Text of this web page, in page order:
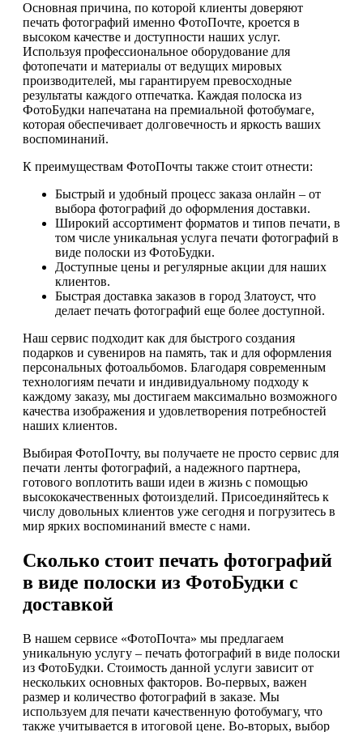
Основная причина, по которой клиенты доверяют
печать фотографий именно ФотоПочте, кроется в
высоком качестве и доступности наших услуг.
Используя профессиональное оборудование для
фотопечати и материалы от ведущих мировых
производителей, мы гарантируем превосходные
результаты каждого отпечатка. Каждая полоска из
ФотоБудки напечатана на премиальной фотобумаге,
которая обеспечивает долговечность и яркость ваших
воспоминаний.
К преимуществам ФотоПочты также стоит отнести:
Быстрый и удобный процесс заказа онлайн – от
выбора фотографий до оформления доставки.
Широкий ассортимент форматов и типов печати, в
том числе уникальная услуга печати фотографий в
виде полоски из ФотоБудки.
Доступные цены и регулярные акции для наших
клиентов.
Быстрая доставка заказов в город Златоуст, что
делает печать фотографий еще более доступной.
Наш сервис подходит как для быстрого создания
подарков и сувениров на память, так и для оформления
персональных фотоальбомов. Благодаря современным
технологиям печати и индивидуальному подходу к
каждому заказу, мы достигаем максимально возможного
качества изображения и удовлетворения потребностей
наших клиентов.
Выбирая ФотоПочту, вы получаете не просто сервис для
печати ленты фотографий, а надежного партнера,
готового воплотить ваши идеи в жизнь с помощью
высококачественных фотоизделий. Присоединяйтесь к
числу довольных клиентов уже сегодня и погрузитесь в
мир ярких воспоминаний вместе с нами.
Сколько стоит печать фотографий
в виде полоски из ФотоБудки с
доставкой
В нашем сервисе «ФотоПочта» мы предлагаем
уникальную услугу – печать фотографий в виде полоски
из ФотоБудки. Стоимость данной услуги зависит от
нескольких основных факторов. Во-первых, важен
размер и количество фотографий в заказе. Мы
используем для печати качественную фотобумагу, что
также учитывается в итоговой цене. Во-вторых, выбор